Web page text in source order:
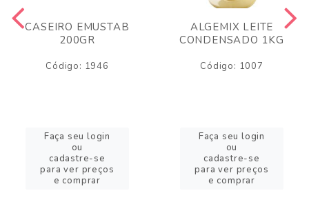
CASEIRO EMUSTAB
200GR
Código: 1946
Faça seu login
ou
cadastre-se
para ver preços
e comprar
ALGEMIX LEITE
CONDENSADO 1KG
Código: 1007
Faça seu login
ou
cadastre-se
para ver preços
e comprar